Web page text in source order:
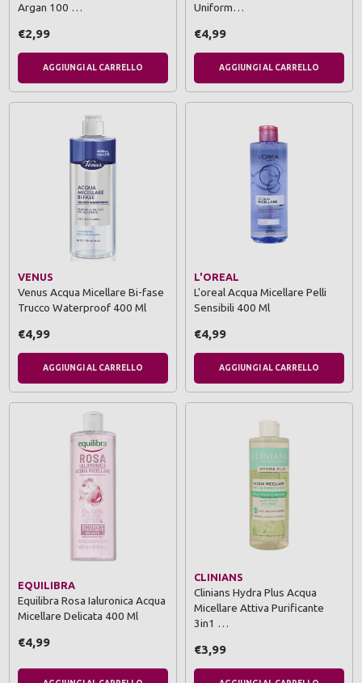
Argan 100 …
€2,99
AGGIUNGI AL CARRELLO
Uniform…
€4,99
AGGIUNGI AL CARRELLO
VENUS
Venus Acqua Micellare Bi-fase
Trucco Waterproof 400 Ml
€4,99
AGGIUNGI AL CARRELLO
L'OREAL
L'oreal Acqua Micellare Pelli
Sensibili 400 Ml
€4,99
AGGIUNGI AL CARRELLO
EQUILIBRA
Equilibra Rosa Ialuronica Acqua
Micellare Delicata 400 Ml
€4,99
CLINIANS
Clinians Hydra Plus Acqua
Micellare Attiva Purificante
3in1 …
€3,99